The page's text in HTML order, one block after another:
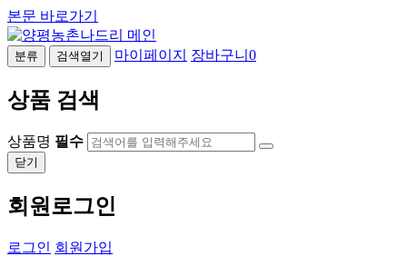
본문 바로가기
분류 검색열기 마이페이지 장바구니 0
상품 검색
상품명 필수
닫기
회원로그인
로그인 회원가입